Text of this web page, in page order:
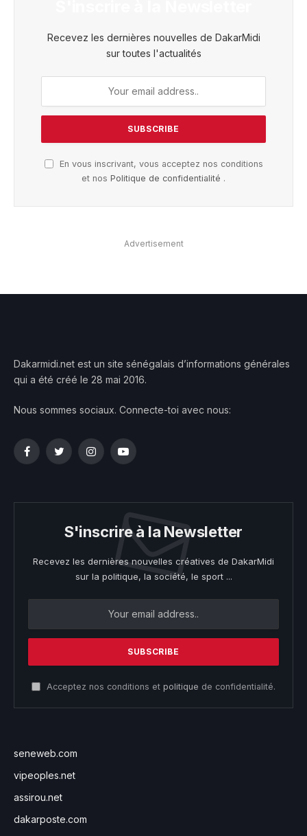
Recevez les dernières nouvelles de DakarMidi
sur toutes l'actualités
En vous inscrivant, vous acceptez nos conditions
et nos Politique de confidentialité .
Advertisement
Dakarmidi.net est un site sénégalais d’informations générales
qui a été créé le 28 mai 2016.
Nous sommes sociaux. Connecte-toi avec nous:
FacebookTwitterInstagramYouTube
S'inscrire à la Newsletter
Recevez les dernières nouvelles créatives de DakarMidi
sur la politique, la société, le sport ...
Acceptez nos conditions et politique de confidentialité.
seneweb.com
vipeoples.net
assirou.net
dakarposte.com